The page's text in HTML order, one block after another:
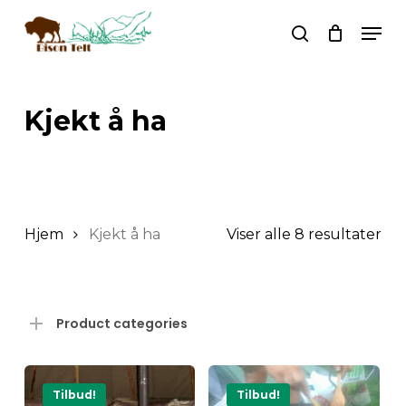
search
Kjekt å ha
Viser alle 8 resultater
Hjem Kjekt å ha
Product categories
Tilbud! Tilbud!